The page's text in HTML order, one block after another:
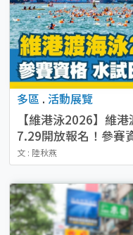
多區 . 活動展覽
【維港泳2026】維
7.29開放報名！參賽
文 : 陸秋燕